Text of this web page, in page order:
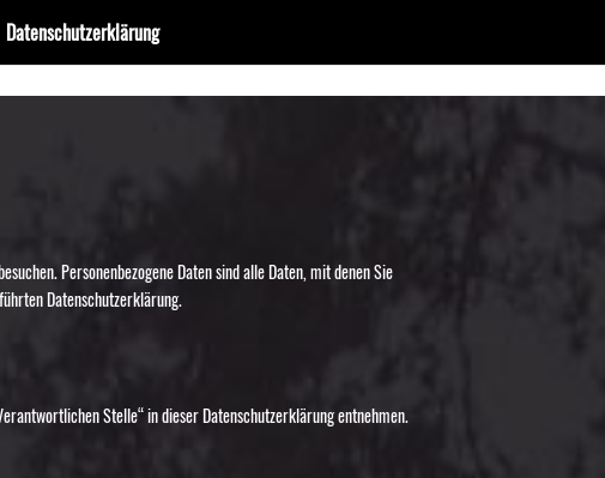
Datenschutzerklärung
Personenbezogene Daten sind alle Daten, mit denen Sie
Datenschutzerklärung.
Stelle“ in dieser Datenschutzerklärung entnehmen.